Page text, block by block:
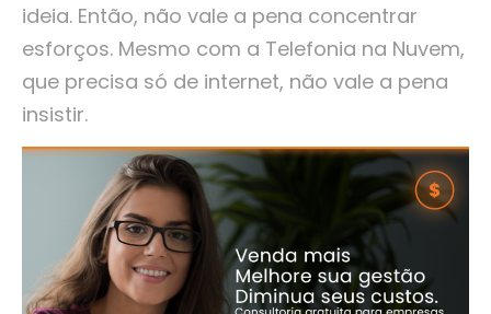
ideia. Então, não vale a pena concentrar
esforços. Mesmo com a Telefonia na Nuvem,
que precisa só de internet, não vale a pena
insistir.